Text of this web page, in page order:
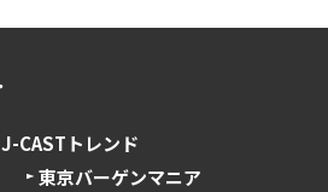
J-CASTトレンド
東京バーゲンマニア